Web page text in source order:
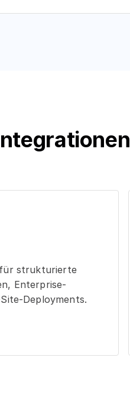
für strukturierte
Enterprise-
Deployments.